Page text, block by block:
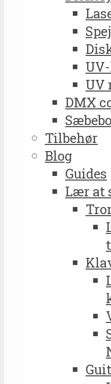
UV
DMX
Tilbehør
Blog
Guides
Lær at